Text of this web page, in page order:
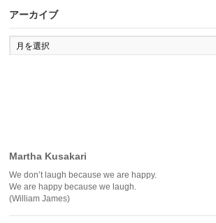
アーカイブ
ア
ー
Martha Kusakari
We don’t laugh because we are happy.
We are happy because we laugh.
(William James)